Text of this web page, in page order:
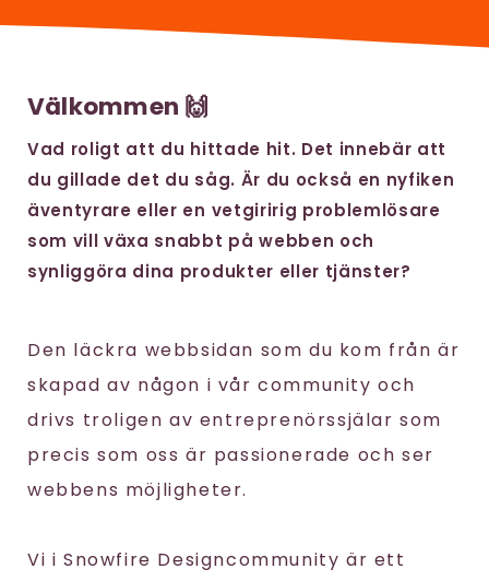
Välkommen 🙌
Vad roligt att du hittade hit. Det innebär att
du gillade det du såg. Är du också en nyfiken
äventyrare eller en vetgiririg problemlösare
som vill växa snabbt på webben och
synliggöra dina produkter eller tjänster?
Den läckra webbsidan som du kom från är
skapad av någon i vår community och
drivs troligen av entreprenörssjälar som
precis som oss är passionerade och ser
webbens möjligheter.
Vi i Snowfire Designcommunity är ett